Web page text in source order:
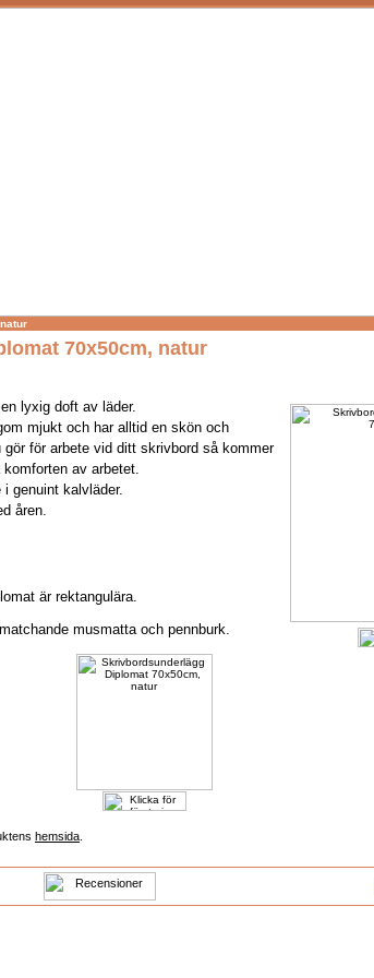
70x50cm, natur
lyxig doft av läder.
mjukt och har alltid en skön och
för arbete vid ditt skrivbord så kommer
av arbetet.
genuint kalvläder.
åren.
är rektangulära.
musmatta och pennburk.
hemsida